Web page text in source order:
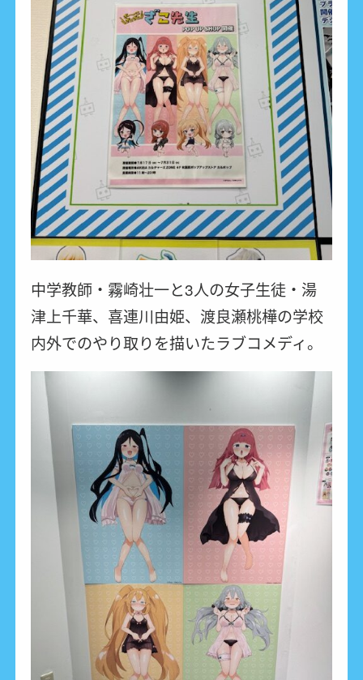
中学教師・霧崎壮一と3人の女子生徒・湯
津上千華、喜連川由姫、渡良瀬桃樺の学校
内外でのやり取りを描いたラブコメディ。